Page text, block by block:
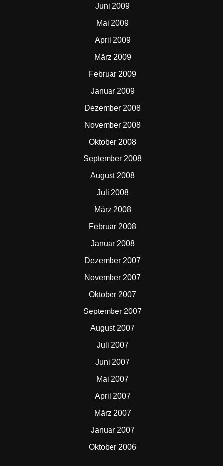
Juni 2009
Mai 2009
April 2009
März 2009
Februar 2009
Januar 2009
Dezember 2008
November 2008
Oktober 2008
September 2008
August 2008
Juli 2008
März 2008
Februar 2008
Januar 2008
Dezember 2007
November 2007
Oktober 2007
September 2007
August 2007
Juli 2007
Juni 2007
Mai 2007
April 2007
März 2007
Januar 2007
Oktober 2006